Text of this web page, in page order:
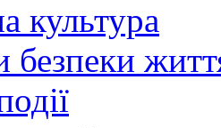
культура
безпеки